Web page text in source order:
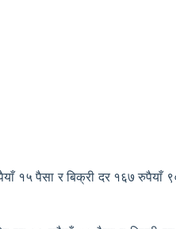
१५ पैसा र बिक्री दर १६७ रुपैयाँ